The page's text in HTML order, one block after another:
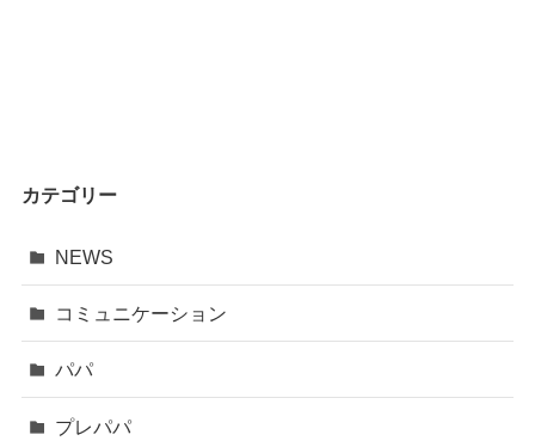
カテゴリー
NEWS
コミュニケーション
パパ
プレパパ